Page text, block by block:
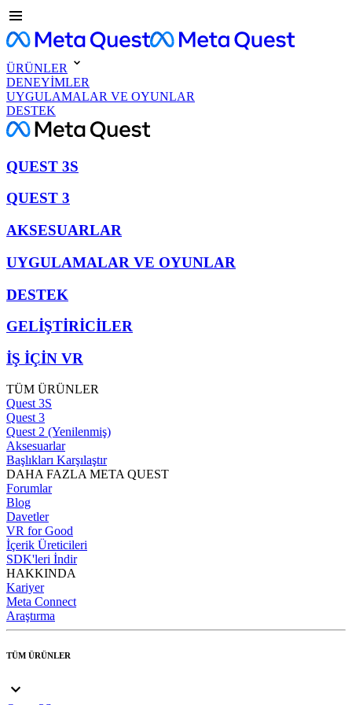
ÜRÜNLER
DENEYİMLER
UYGULAMALAR VE OYUNLAR
DESTEK
QUEST 3S
QUEST 3
AKSESUARLAR
UYGULAMALAR VE OYUNLAR
DESTEK
GELİŞTİRİCİLER
İŞ İÇİN VR
TÜM ÜRÜNLER
Quest 3S
Quest 3
Quest 2 (Yenilenmiş)
Aksesuarlar
Başlıkları Karşılaştır
DAHA FAZLA META QUEST
Forumlar
Blog
Davetler
VR for Good
İçerik Üreticileri
SDK'leri İndir
HAKKINDA
Kariyer
Meta Connect
Araştırma
TÜM ÜRÜNLER